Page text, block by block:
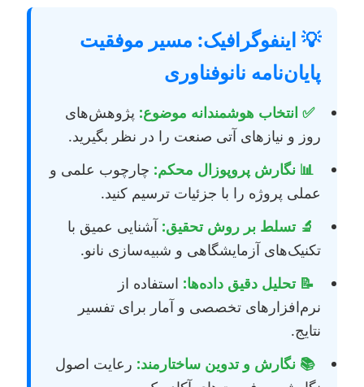
💡 اینفوگرافیک: مسیر موفقیت
پایان‌نامه نانوفناوری
✅ انتخاب هوشمندانه موضوع:پژوهش‌های
روز و نیازهای آتی صنعت را در نظر بگیرید.
📊 نگارش پروپوزال محکم:چارچوب علمی و
عملی پروژه را با جزئیات ترسیم کنید.
🔬 تسلط بر روش تحقیق:آشنایی عمیق با
تکنیک‌های آزمایشگاهی و شبیه‌سازی نانو.
📝 تحلیل دقیق داده‌ها:استفاده از
نرم‌افزارهای تخصصی و آمار برای تفسیر
نتایج.
📚 نگارش و تدوین ساختارمند:رعایت اصول